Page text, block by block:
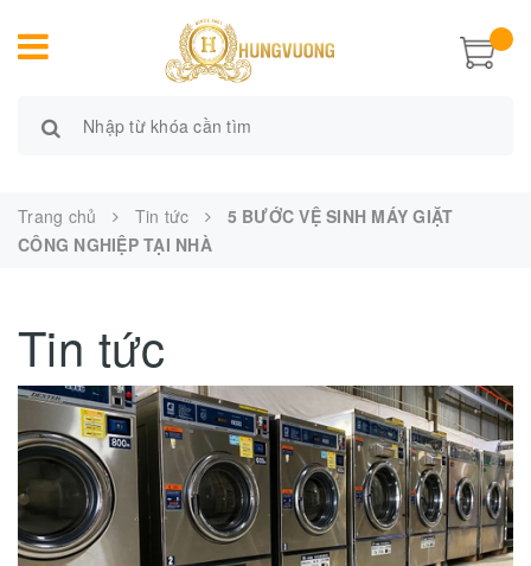
Trang chủ Tin tức
5 BƯỚC VỆ SINH MÁY GIẶT
CÔNG NGHIỆP TẠI NHÀ
Tin tức